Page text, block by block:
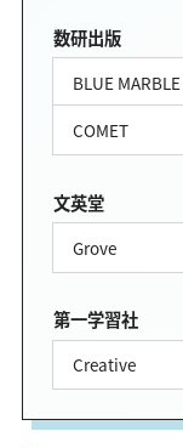
数研出版
BLUE MARBLE
COMET
文英堂
Grove
第一学習社
Creative